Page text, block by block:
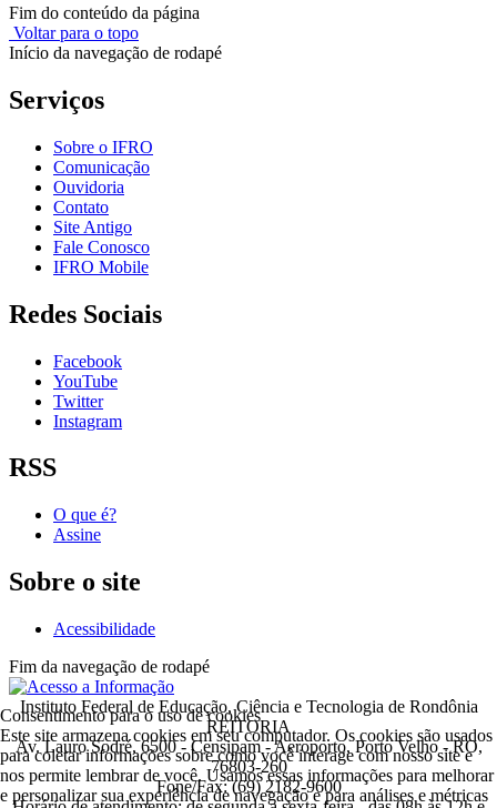
Fim do conteúdo da página
Voltar para o topo
Início da navegação de rodapé
Serviços
Sobre o IFRO
Comunicação
Ouvidoria
Contato
Site Antigo
Fale Conosco
IFRO Mobile
Redes Sociais
Facebook
YouTube
Twitter
Instagram
RSS
O que é?
Assine
Sobre o site
Acessibilidade
Fim da navegação de rodapé
Instituto Federal de Educação, Ciência e Tecnologia de Rondônia
REITORIA
Av. Lauro Sodré, 6500 - Censipam - Aeroporto, Porto Velho - RO,
76803-260
Fone/Fax: (69) 2182-9600
Consentimento para o uso de cookies
Este site armazena cookies em seu computador. Os cookies são usados
para coletar informações sobre como você interage com nosso site e
nos permite lembrar de você. Usamos essas informações para melhorar
e personalizar sua experiência de navegação e para análises e métricas